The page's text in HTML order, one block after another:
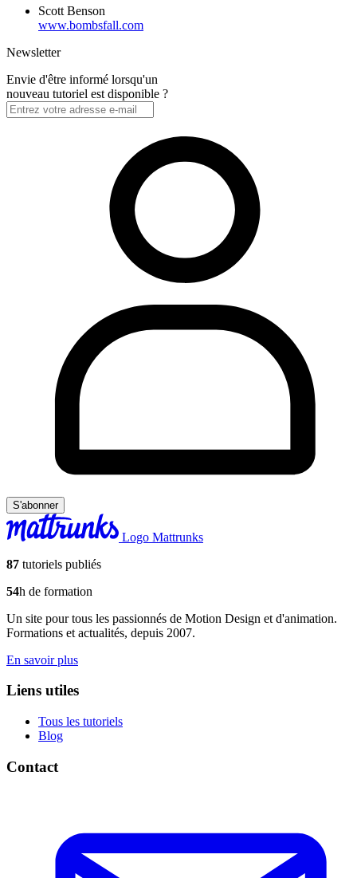
Scott Benson
www.bombsfall.com
Newsletter
Envie d'être informé lorsqu'un
nouveau tutoriel est disponible ?
S'abonner
Logo Mattrunks
87 tutoriels publiés
54h de formation
Un site pour tous les passionnés de Motion Design et d'animation.
Formations et actualités, depuis 2007.
En savoir plus
Liens utiles
Tous les tutoriels
Blog
Contact